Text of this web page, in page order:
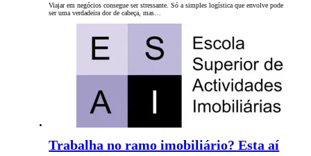
Viajar em negócios consegue ser stressante. Só a simples logística que envolve pode
ser uma verdadeira dor de cabeça, mas…
Trabalha no ramo imobiliário? Esta aí